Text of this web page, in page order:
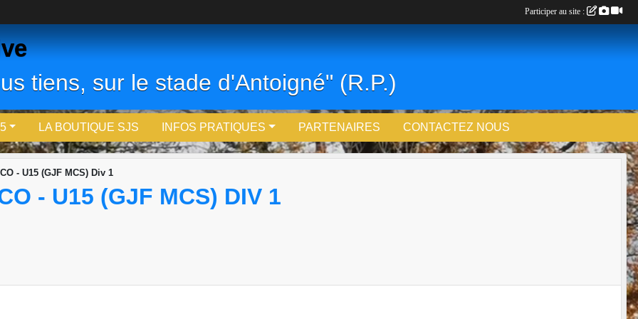
tiens, sur le stade d'Antoigné" (R.P.)
LA BOUTIQUE SJS INFOS PRATIQUES PARTENAIRES CONTACTEZ NOUS
- U15 (GJF MCS) Div 1
- U15 (GJF MCS) DIV 1
Participer au site :